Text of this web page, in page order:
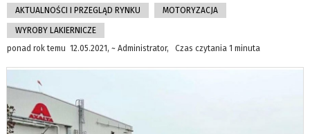
AKTUALNOŚCI I PRZEGLĄD RYNKU MOTORYZACJA
WYROBY LAKIERNICZE
ponad rok temu 12.05.2021, ~ Administrator, Czas czytania 1 minuta